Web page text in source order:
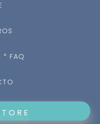
* FAQ